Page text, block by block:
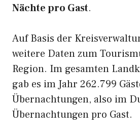
Nächte pro Gast.
Auf Basis der
weitere Daten zum
Region. Im gesamten
gab es im Jahr 262.799
Übernachtungen, also im
Übernachtungen pro Gast.